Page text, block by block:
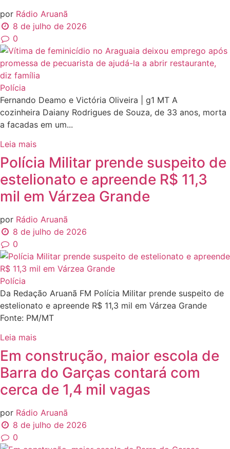
por Rádio Aruanã
8 de julho de 2026
0
Polícia
Fernando Deamo e Victória Oliveira | g1 MT A
cozinheira Daiany Rodrigues de Souza, de 33 anos, morta
a facadas em um...
Leia mais
Polícia Militar prende suspeito de
estelionato e apreende R$ 11,3
mil em Várzea Grande
por Rádio Aruanã
8 de julho de 2026
0
Polícia
Da Redação Aruanã FM Polícia Militar prende suspeito de
estelionato e apreende R$ 11,3 mil em Várzea Grande
Fonte: PM/MT
Leia mais
Em construção, maior escola de
Barra do Garças contará com
cerca de 1,4 mil vagas
por Rádio Aruanã
8 de julho de 2026
0